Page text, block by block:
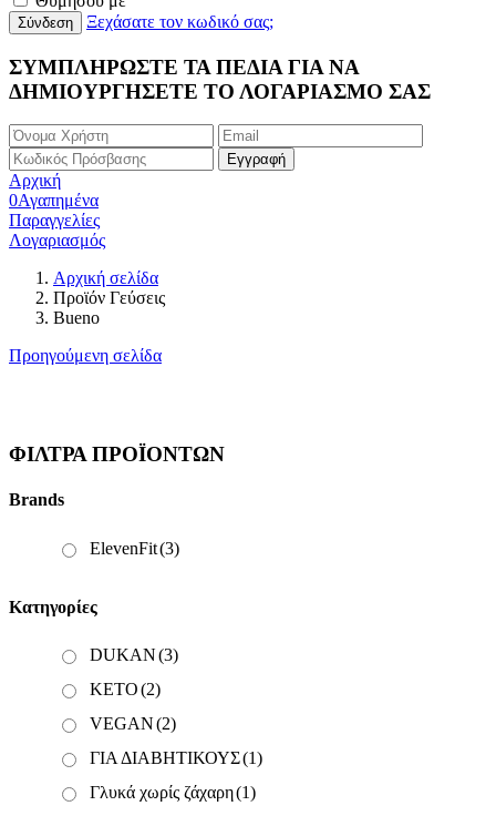
Ξεχάσατε τον κωδικό σας;
ΣΥΜΠΛΗΡΩΣΤΕ ΤΑ ΠΕΔΙΑ ΓΙΑ ΝΑ
ΔΗΜΙΟΥΡΓΗΣΕΤΕ ΤΟ ΛΟΓΑΡΙΑΣΜΟ ΣΑΣ
Αρχική
0Αγαπημένα
Παραγγελίες
Λογαριασμός
Αρχική σελίδα
Προϊόν Γεύσεις
Bueno
Προηγούμενη σελίδα
ΦΊΛΤΡΑ ΠΡΟΪΌΝΤΩΝ
Brands
ElevenFit(3)
Κατηγορίες
DUKAN(3)
KETO(2)
VEGAN(2)
ΓΙΑ ΔΙΑΒΗΤΙΚΟΥΣ(1)
Γλυκά χωρίς ζάχαρη(1)